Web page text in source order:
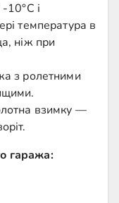
10°C і
температура в
ніж при
з ролетними
взимку —
гаража: